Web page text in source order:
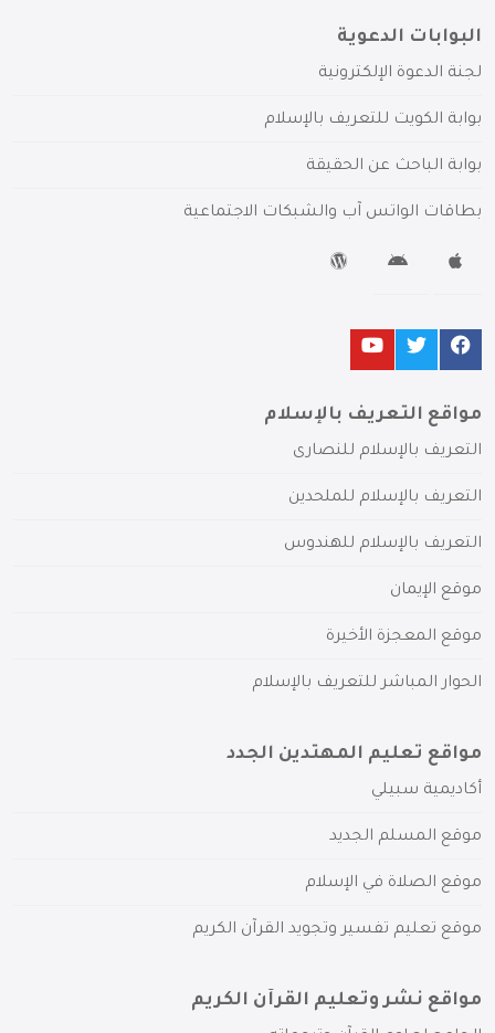
البوابات الدعوية
لجنة الدعوة الإلكترونية
بوابة الكويت للتعريف بالإسلام
بوابة الباحث عن الحقيقة
بطاقات الواتس آب والشبكات الاجتماعية
مواقع التعريف بالإسلام
التعريف بالإسلام للنصارى
التعريف بالإسلام للملحدين
التعريف بالإسلام للهندوس
موقع الإيمان
موقع المعجزة الأخيرة
الحوار المباشر للتعريف بالإسلام
مواقع تعليم المهتدين الجدد
أكاديمية سبيلي
موقع المسلم الجديد
موقع الصلاة في الإسلام
موقع تعليم تفسير وتجويد القرآن الكريم
مواقع نشر وتعليم القرآن الكريم